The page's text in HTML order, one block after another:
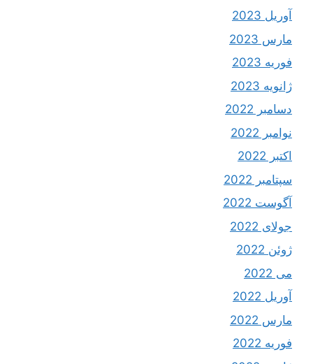
آوریل 2023
مارس 2023
فوریه 2023
ژانویه 2023
دسامبر 2022
نوامبر 2022
اکتبر 2022
سپتامبر 2022
آگوست 2022
جولای 2022
ژوئن 2022
می 2022
آوریل 2022
مارس 2022
فوریه 2022